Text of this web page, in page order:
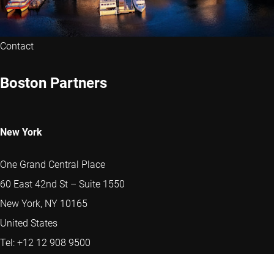
Contact
Boston Partners
New York
One Grand Central Place
60 East 42nd St – Suite 1550
New York, NY 10165
United States
Tel: +12 12 908 9500